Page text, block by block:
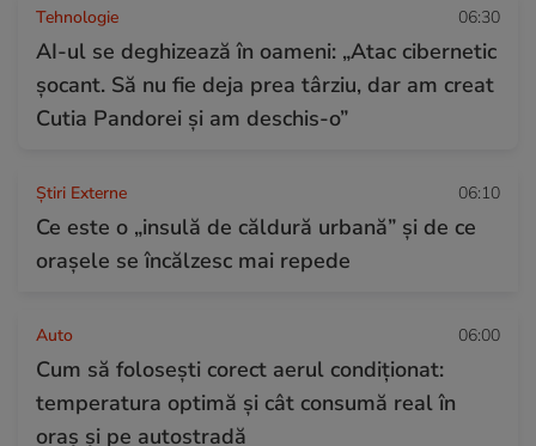
Tehnologie 06:30
AI-ul se deghizează în oameni: „Atac cibernetic
șocant. Să nu fie deja prea târziu, dar am creat
Cutia Pandorei și am deschis-o”
Știri Externe 06:10
Ce este o „insulă de căldură urbană” și de ce
orașele se încălzesc mai repede
Auto 06:00
Cum să folosești corect aerul condiționat:
temperatura optimă și cât consumă real în
oraș și pe autostradă